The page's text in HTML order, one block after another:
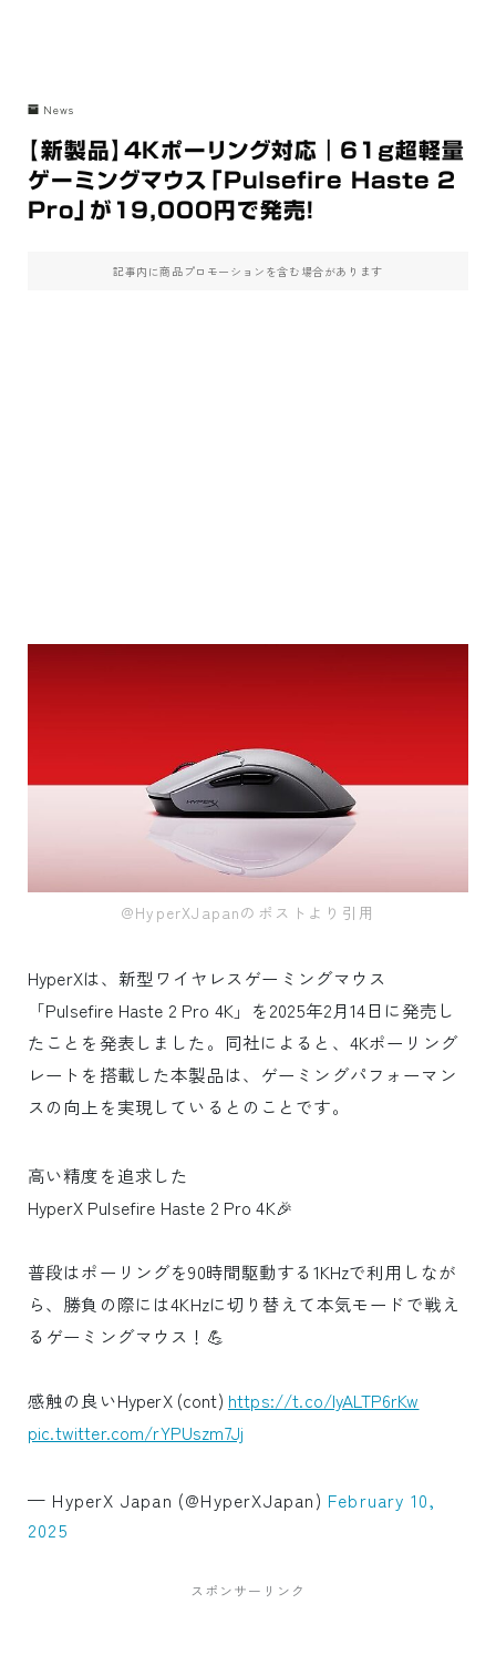
News
【新製品】4Kポーリング対応｜61g超軽量
ゲーミングマウス「Pulsefire Haste 2
Pro」が19,000円で発売！
記事内に商品プロモーションを含む場合があります
@HyperXJapanのポストより引用
HyperXは、新型ワイヤレスゲーミングマウス
「Pulsefire Haste 2 Pro 4K」を2025年2月14日に発売し
たことを発表しました。同社によると、4Kポーリング
レートを搭載した本製品は、ゲーミングパフォーマン
スの向上を実現しているとのことです。
高い精度を追求した
HyperX Pulsefire Haste 2 Pro 4K🎉
普段はポーリングを90時間駆動する1KHzで利用しなが
ら、勝負の際には4KHzに切り替えて本気モードで戦え
るゲーミングマウス！💪
感触の良いHyperX (cont) https://t.co/lyALTP6rKw
pic.twitter.com/rYPUszm7Jj
— HyperX Japan (@HyperXJapan) February 10,
2025
スポンサーリンク